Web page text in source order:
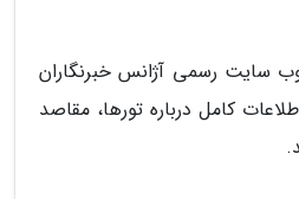
سایت رسمی آژانس خبرنگاران
کامل درباره تورها، مقاصد